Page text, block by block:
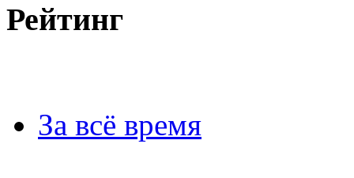
Рейтинг
За всё время